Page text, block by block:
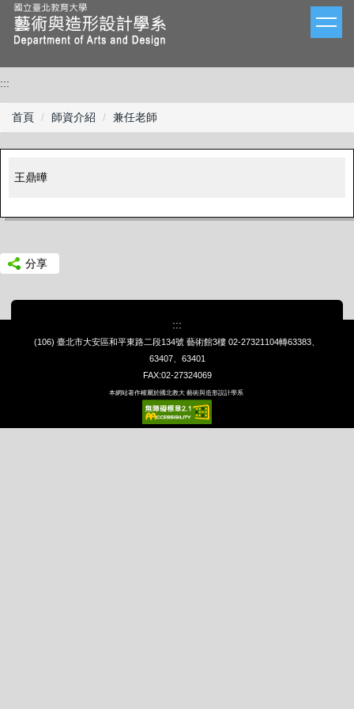
跳
到
主
區
:::
首頁 師資介紹 兼任老師
王鼎曄
分享
:::
(106) 臺北市大安區和平東路二段134號 藝術館3樓 02-27321104轉63383、
63407、63401
FAX:02-27324069
本網站著作權屬於國北教大 藝術與造形設計學系